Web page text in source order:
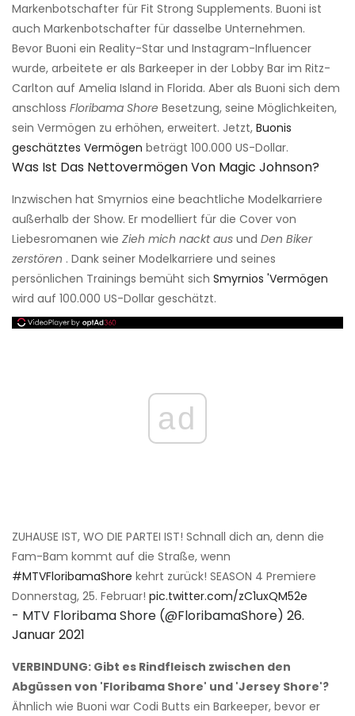
Markenbotschafter für Fit Strong Supplements. Buoni ist
auch Markenbotschafter für dasselbe Unternehmen.
Bevor Buoni ein Reality-Star und Instagram-Influencer
wurde, arbeitete er als Barkeeper in der Lobby Bar im Ritz-
Carlton auf Amelia Island in Florida. Aber als Buoni sich dem
anschloss Floribama Shore Besetzung, seine Möglichkeiten,
sein Vermögen zu erhöhen, erweitert. Jetzt, Buonis
geschätztes Vermögen beträgt 100.000 US-Dollar.
Was Ist Das Nettovermögen Von Magic Johnson?
Inzwischen hat Smyrnios eine beachtliche Modelkarriere
außerhalb der Show. Er modelliert für die Cover von
Liebesromanen wie Zieh mich nackt aus und Den Biker
zerstören . Dank seiner Modelkarriere und seines
persönlichen Trainings bemüht sich Smyrnios 'Vermögen
wird auf 100.000 US-Dollar geschätzt.
ad
ZUHAUSE IST, WO DIE PARTEI IST! Schnall dich an, denn die
Fam-Bam kommt auf die Straße, wenn
#MTVFloribamaShore kehrt zurück! SEASON 4 Premiere
Donnerstag, 25. Februar! pic.twitter.com/zC1uxQM52e
- MTV Floribama Shore (@FloribamaShore) 26.
Januar 2021
VERBINDUNG: Gibt es Rindfleisch zwischen den
Abgüssen von 'Floribama Shore' und 'Jersey Shore'?
Ähnlich wie Buoni war Codi Butts ein Barkeeper, bevor er